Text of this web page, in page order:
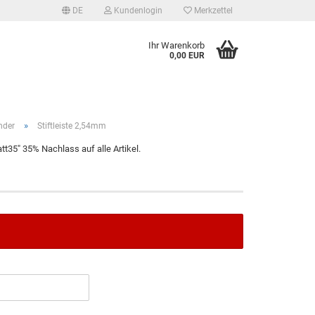
DE Kundenlogin Merkzettel
Ihr Warenkorb
0,00 EUR
» Stiftleiste 2,54mm
35% Nachlass auf alle Artikel.